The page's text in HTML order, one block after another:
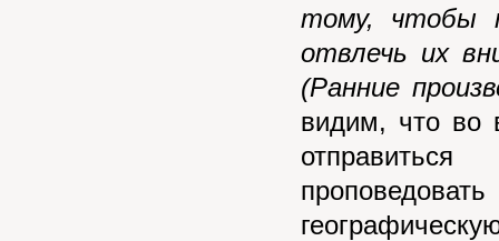
тому, чтобы
отвлечь их
(Ранние
видим, что во